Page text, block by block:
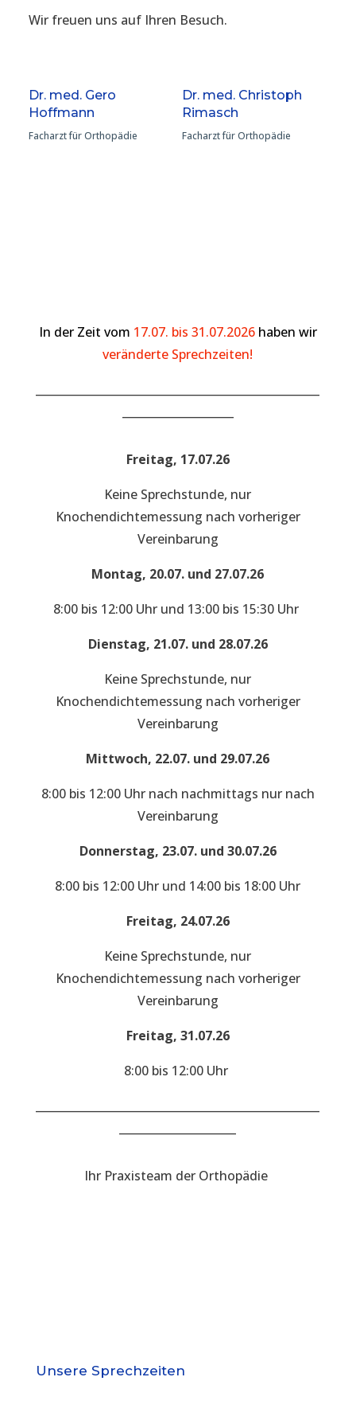
Wir freuen uns auf Ihren Besuch.
Dr. med. Gero
Hoffmann
Facharzt für Orthopädie
Dr. med. Christoph
Rimasch
Facharzt für Orthopädie
In der Zeit vom 17.07. bis 31.07.2026 haben wir
veränderte Sprechzeiten!
Freitag, 17.07.26
Keine Sprechstunde, nur
Knochendichtemessung nach vorheriger
Vereinbarung
Montag, 20.07. und 27.07.26
8:00 bis 12:00 Uhr und 13:00 bis 15:30 Uhr
Dienstag, 21.07. und 28.07.26
Keine Sprechstunde, nur
Knochendichtemessung nach vorheriger
Vereinbarung
Mittwoch, 22.07. und 29.07.26
8:00 bis 12:00 Uhr nach nachmittags nur nach
Vereinbarung
Donnerstag, 23.07. und 30.07.26
8:00 bis 12:00 Uhr und 14:00 bis 18:00 Uhr
Freitag, 24.07.26
Keine Sprechstunde, nur
Knochendichtemessung nach vorheriger
Vereinbarung
Freitag, 31.07.26
8:00 bis 12:00 Uhr
Ihr Praxisteam der Orthopädie
Unsere Sprechzeiten